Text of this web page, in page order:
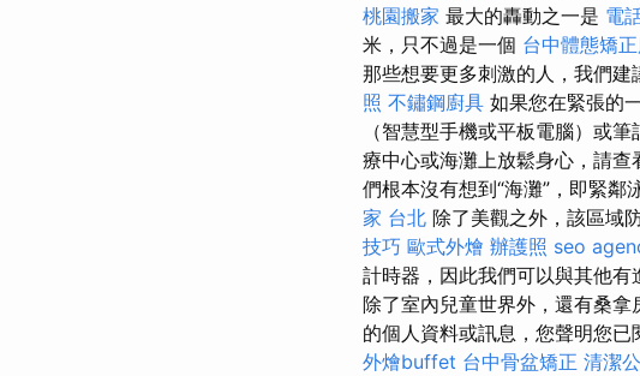
桃園搬家 最大的轟動之一是 電
米，只不過是一個 台中體態矯
那些想要更多刺激的人，我們建
照 不鏽鋼廚具 如果您在緊張的
（智慧型手機或平板電腦）或
療中心或海灘上放鬆身心，請查
們根本沒有想到“海灘”，即緊鄰
家 台北 除了美觀之外，該區域
技巧 歐式外燴 辦護照 seo
計時器，因此我們可以與其他有
除了室內兒童世界外，還有桑
的個人資料或訊息，您聲明您已
外燴buffet 台中骨盆矯正 清潔